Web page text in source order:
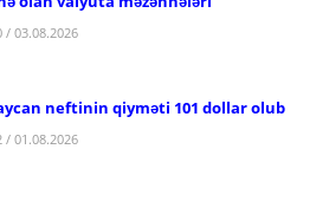
/ 03.08.2026
neftinin qiyməti 101 dollar olub
/ 01.08.2026